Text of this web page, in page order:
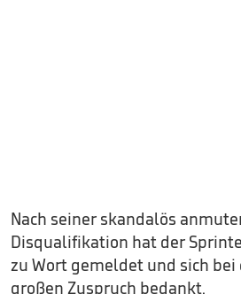
Nach seiner skandalös
Disqualifikation hat der
zu Wort gemeldet und sich bei
großen Zuspruch bedankt.